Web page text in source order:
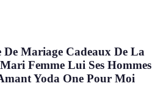
De Mariage Cadeaux De La
Femme Lui Ses Hommes
Yoda One Pour Moi